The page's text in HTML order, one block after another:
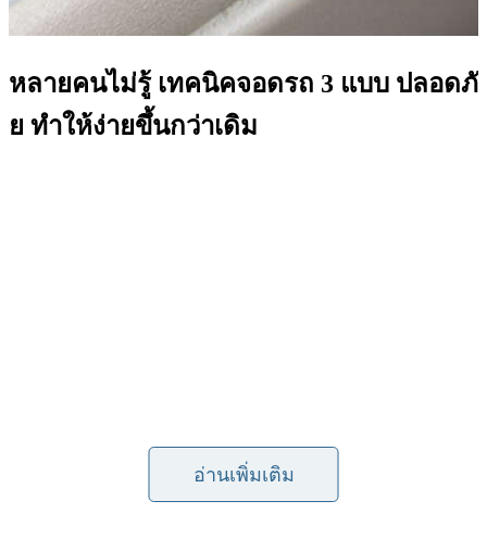
หลายคนไม่รู้ เทคนิคจอดรถ 3 แบบ ปลอดภั
ย ทำให้ง่ายขึ้นกว่าเดิม
อ่านเพิ่มเติม